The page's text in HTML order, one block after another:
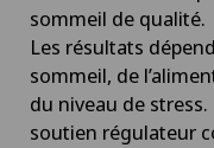
sommeil de qualité.
Les résultats
sommeil, de
du niveau de
soutien régulateur